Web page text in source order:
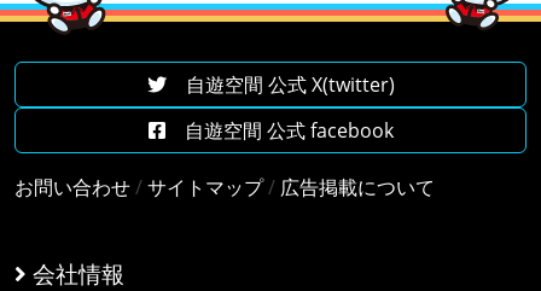
会社情報
自遊空間 公式 X(twitter)
自遊空間 公式 facebook
お問い合わせ/サイトマップ/ 広告掲載について